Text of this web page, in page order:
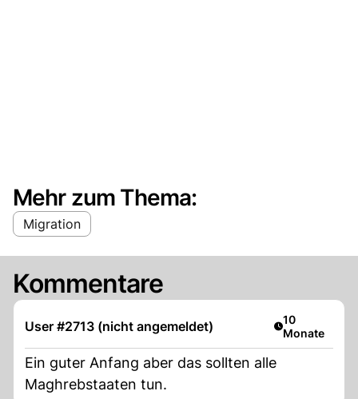
Mehr zum Thema:
Migration
Kommentare
User #2713 (nicht angemeldet) Artikel
10
Monate
Ein guter Anfang aber das sollten alle
Maghrebstaaten tun.